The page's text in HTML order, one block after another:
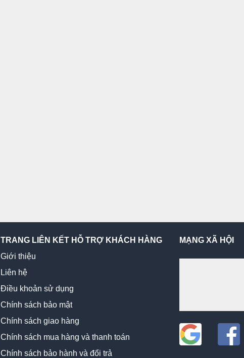
TRANG LIÊN KẾT HỖ TRỢ KHÁCH HÀNG
Giới thiệu
Liên hệ
Điều khoản sử dụng
Chính sách bảo mật
Chính sách giao hàng
Chính sách mua hàng và thanh toán
Chính sách bảo hành và đổi trả
MẠNG XÃ HỘI